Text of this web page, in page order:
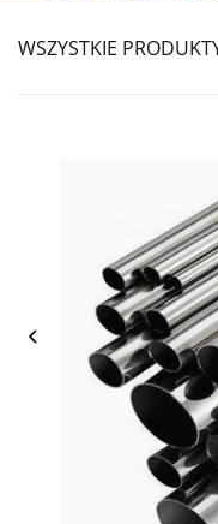
WSZYSTKIE